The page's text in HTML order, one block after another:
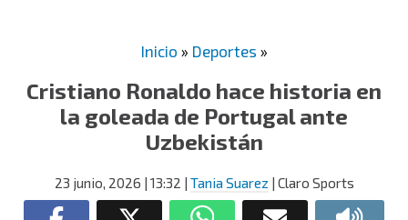
Inicio » Deportes »
Cristiano Ronaldo hace historia en
la goleada de Portugal ante
Uzbekistán
23 junio, 2026 | 13:32 | Tania Suarez | Claro Sports